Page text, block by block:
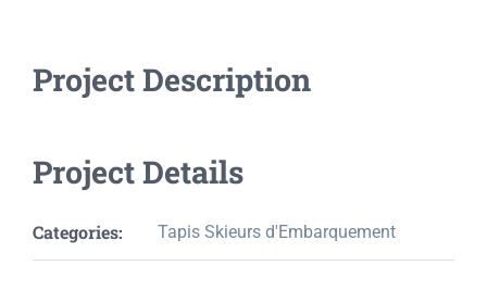
Project Description
Project Details
Categories: Tapis Skieurs d'Embarquement